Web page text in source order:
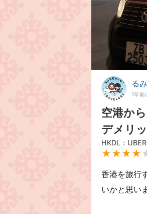
る
1年前
空港か
デメリ
HKDL：UBER
★★★★
香港を旅行
いかと思い